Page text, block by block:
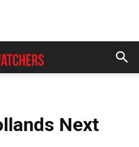
Next